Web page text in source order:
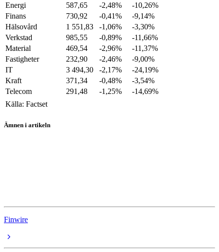
Energi
587,65 -2,48%
-10,26%
Finans
730,92 -0,41%
-9,14%
Hälsovård
1 551,83 -1,06%
-3,30%
Verkstad
985,55 -0,89%
-11,66%
Material
469,54 -2,96%
-11,37%
Fastigheter
232,90 -2,46%
-9,00%
IT
3 494,30 -2,17%
-24,19%
Kraft
371,34 -0,48%
-3,54%
Telecom
291,48 -1,25%
-14,69%
Källa: Factset
Ämnen i artikeln
Finwire